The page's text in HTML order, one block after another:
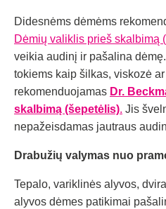
Didesnėms dėmėms
Dėmių valiklis prieš skalbimą
veikia audinį ir pašalina
tokiems kaip šilkas, viskozė
rekomenduojamas Dr.
skalbimą (šepetėlis). Jis
nepažeisdamas jautraus
Drabužių valymas nuo
Tepalo, variklinės alyvos,
alyvos dėmes patikimai